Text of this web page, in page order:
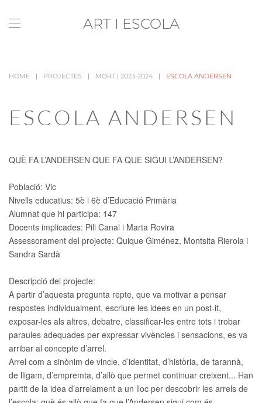
Skip to main content
ART I ESCOLA
HOME PROJECTES MORT | 2023-2024 ESCOLA ANDERSEN
ESCOLA ANDERSEN
QUÈ FA L’ANDERSEN QUE FA QUE SIGUI L’ANDERSEN?
Població: Vic
Nivells educatius: 5è i 6è d’Educació Primària
Alumnat que hi participa: 147
Docents implicades: Pili Canal i Marta Rovira
Assessorament del projecte: Quique Giménez, Montsita Rierola i
Sandra Sardà
Descripció del projecte:
A partir d’aquesta pregunta repte, que va motivar a pensar
respostes individualment, escriure les idees en un post-it,
exposar-les als altres, debatre, classificar-les entre tots i trobar
paraules adequades per expressar vivències i sensacions, es va
arribar al concepte d’arrel.
Arrel com a sinònim de vincle, d’identitat, d’història, de tarannà,
de lligam, d’empremta, d’allò que permet continuar creixent... Han
partit de la idea d’arrelament a un lloc per descobrir les arrels de